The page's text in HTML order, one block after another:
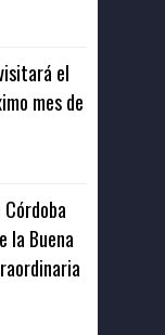
el
mes de
la Buena